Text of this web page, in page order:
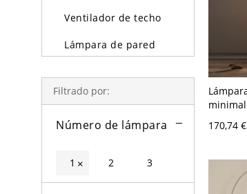
Ventilador de techo
Lámpara de pared
de pie
Filtrado por:
Número de lámpara
1 × 2 3
con
Planchar
170,74 €